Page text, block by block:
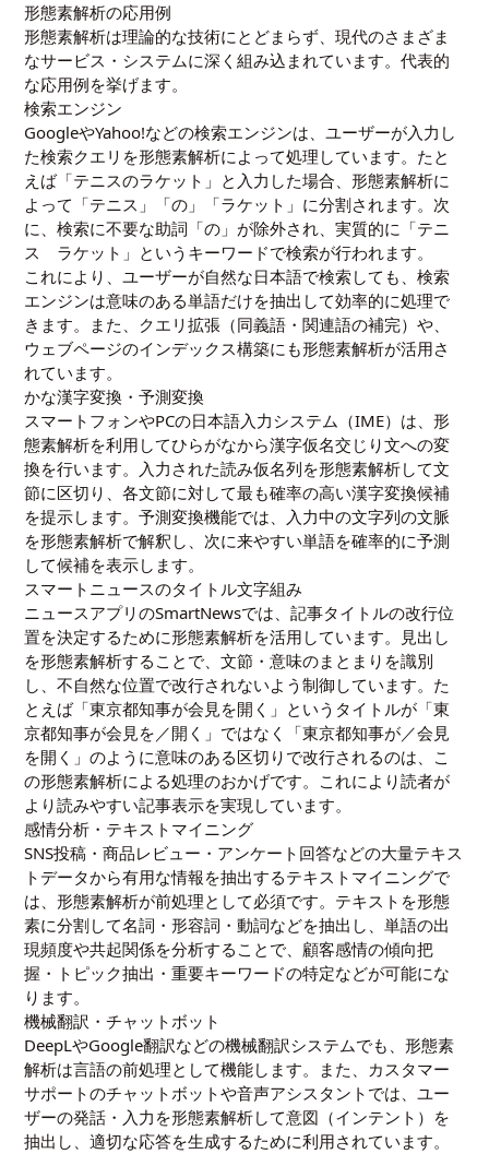
形態素解析の応用例
形態素解析は理論的な技術にとどまらず、現代のさまざま
なサービス・システムに深く組み込まれています。代表的
な応用例を挙げます。
検索エンジン
GoogleやYahoo!などの検索エンジンは、ユーザーが入力し
た検索クエリを形態素解析によって処理しています。たと
えば「テニスのラケット」と入力した場合、形態素解析に
よって「テニス」「の」「ラケット」に分割されます。次
に、検索に不要な助詞「の」が除外され、実質的に「テニ
ス ラケット」というキーワードで検索が行われます。
これにより、ユーザーが自然な日本語で検索しても、検索
エンジンは意味のある単語だけを抽出して効率的に処理で
きます。また、クエリ拡張（同義語・関連語の補完）や、
ウェブページのインデックス構築にも形態素解析が活用さ
れています。
かな漢字変換・予測変換
スマートフォンやPCの日本語入力システム（IME）は、形
態素解析を利用してひらがなから漢字仮名交じり文への変
換を行います。入力された読み仮名列を形態素解析して文
節に区切り、各文節に対して最も確率の高い漢字変換候補
を提示します。予測変換機能では、入力中の文字列の文脈
を形態素解析で解釈し、次に来やすい単語を確率的に予測
して候補を表示します。
スマートニュースのタイトル文字組み
ニュースアプリのSmartNewsでは、記事タイトルの改行位
置を決定するために形態素解析を活用しています。見出し
を形態素解析することで、文節・意味のまとまりを識別
し、不自然な位置で改行されないよう制御しています。た
とえば「東京都知事が会見を開く」というタイトルが「東
京都知事が会見を／開く」ではなく「東京都知事が／会見
を開く」のように意味のある区切りで改行されるのは、こ
の形態素解析による処理のおかげです。これにより読者が
より読みやすい記事表示を実現しています。
感情分析・テキストマイニング
SNS投稿・商品レビュー・アンケート回答などの大量テキス
トデータから有用な情報を抽出するテキストマイニングで
は、形態素解析が前処理として必須です。テキストを形態
素に分割して名詞・形容詞・動詞などを抽出し、単語の出
現頻度や共起関係を分析することで、顧客感情の傾向把
握・トピック抽出・重要キーワードの特定などが可能にな
ります。
機械翻訳・チャットボット
DeepLやGoogle翻訳などの機械翻訳システムでも、形態素
解析は言語の前処理として機能します。また、カスタマー
サポートのチャットボットや音声アシスタントでは、ユー
ザーの発話・入力を形態素解析して意図（インテント）を
抽出し、適切な応答を生成するために利用されています。